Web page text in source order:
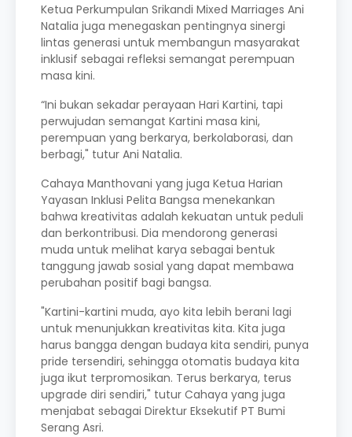
Ketua Perkumpulan Srikandi Mixed Marriages Ani
Natalia juga menegaskan pentingnya sinergi
lintas generasi untuk membangun masyarakat
inklusif sebagai refleksi semangat perempuan
masa kini.
“Ini bukan sekadar perayaan Hari Kartini, tapi
perwujudan semangat Kartini masa kini,
perempuan yang berkarya, berkolaborasi, dan
berbagi," tutur Ani Natalia.
Cahaya Manthovani yang juga Ketua Harian
Yayasan Inklusi Pelita Bangsa menekankan
bahwa kreativitas adalah kekuatan untuk peduli
dan berkontribusi. Dia mendorong generasi
muda untuk melihat karya sebagai bentuk
tanggung jawab sosial yang dapat membawa
perubahan positif bagi bangsa.
"Kartini-kartini muda, ayo kita lebih berani lagi
untuk menunjukkan kreativitas kita. Kita juga
harus bangga dengan budaya kita sendiri, punya
pride tersendiri, sehingga otomatis budaya kita
juga ikut terpromosikan. Terus berkarya, terus
upgrade diri sendiri," tutur Cahaya yang juga
menjabat sebagai Direktur Eksekutif PT Bumi
Serang Asri.